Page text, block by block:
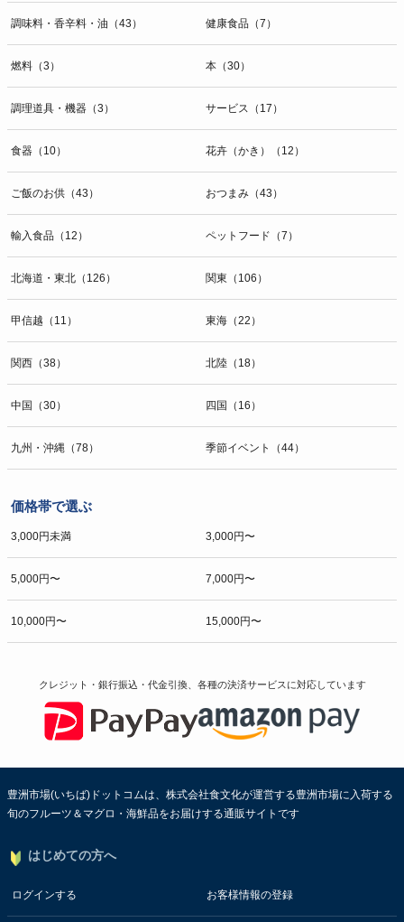
〒106-0044 東京都港区東麻布一丁目２７番１号 東麻布食文化ビル４
ＦＡＸ：047-401-6847
調味料・香辛料・油（43） 健康食品（7）
燃料（3） 本（30）
調理道具・機器（3） サービス（17）
食器（10） 花卉（かき）（12）
ご飯のお供（43） おつまみ（43）
輸入食品（12） ペットフード（7）
北海道・東北（126） 関東（106）
甲信越（11） 東海（22）
関西（38） 北陸（18）
中国（30） 四国（16）
九州・沖縄（78） 季節イベント（44）
価格帯で選ぶ
3,000円未満 3,000円〜
5,000円〜 7,000円〜
10,000円〜 15,000円〜
クレジット・銀行振込・代金引換、各種の決済サービスに対応しています
豊洲市場(いちば)ドットコムは、株式会社食文化が運営する豊洲市場に入荷する
旬のフルーツ＆マグロ・海鮮品をお届けする通販サイトです
はじめての方へ
ログインする お客様情報の登録